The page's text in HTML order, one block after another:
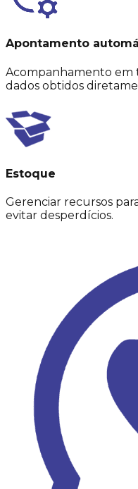
Apontamento
Acompanhamento em
dados obtidos
Estoque
Gerenciar recursos
evitar desperdícios.